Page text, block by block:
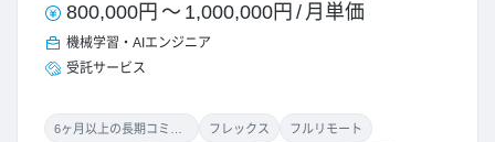
800,000円 ～ 1,000,000円 / 月単価
機械学習・AIエンジニア
受託サービス
フレックス フルリモート